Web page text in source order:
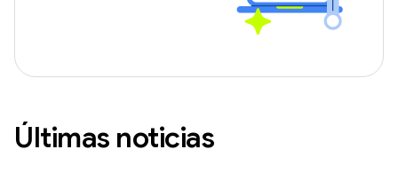
Últimas noticias